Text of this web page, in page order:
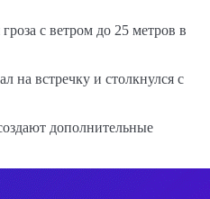
с ветром до 25 метров в
на встречку и столкнулся с
дополнительные